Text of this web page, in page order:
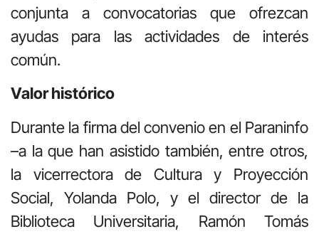
conjunta a convocatorias que ofrezcan
ayudas para las actividades de interés
común.
Valor histórico
Durante la firma del convenio en el Paraninfo
–a la que han asistido también, entre otros,
la vicerrectora de Cultura y Proyección
Social, Yolanda Polo, y el director de la
Biblioteca Universitaria, Ramón Tomás